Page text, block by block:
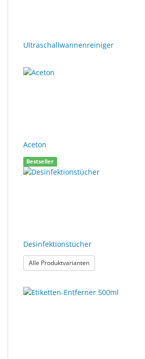
JustMILO
Optische
Instrumente
Schleiftechnik
Ultraschallwannenreiniger
Aceton
Bestseller
Desinfektionstücher
Alle Produktvarianten: Desinfektionstücher